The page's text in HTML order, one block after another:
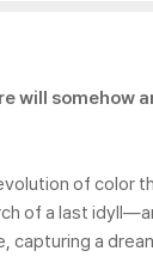
will somehow
of color
of a last
a